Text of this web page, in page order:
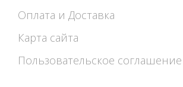
Оплата и Доставка
Карта сайта
Пользовательское соглашение